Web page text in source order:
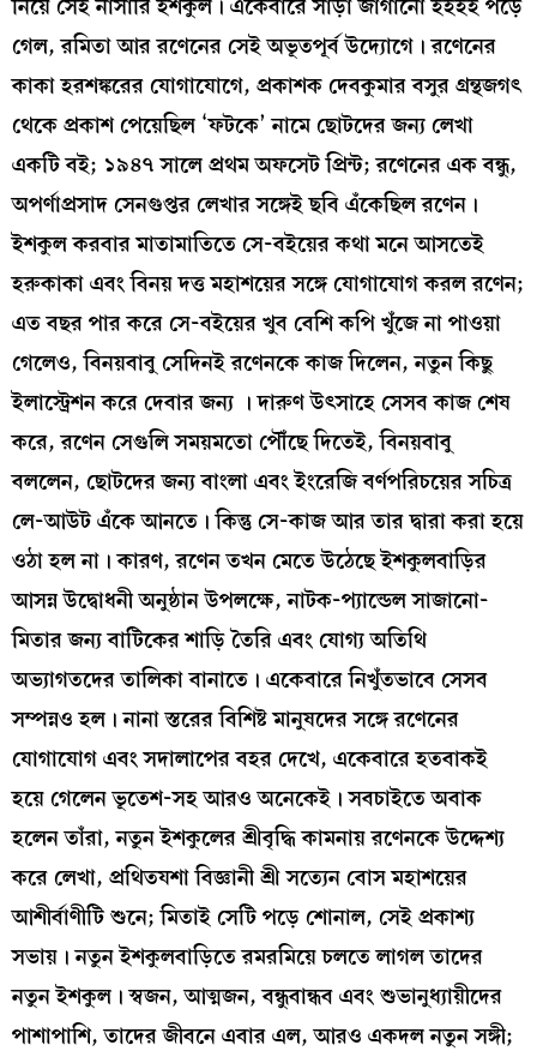
গেল, রমিতা আর রণেনের সেই অভূতপূর্ব উদ্যোগে। রণেনের
কাকা হরশঙ্করের যোগাযোগে, প্রকাশক দেবকুমার বসুর গ্রন্থজগৎ
থেকে প্রকাশ পেয়েছিল ‘ফটকে’ নামে ছোটদের জন্য লেখা
একটি বই; ১৯৪৭ সালে প্রথম অফসেট প্রিন্ট; রণেনের এক বন্ধু,
অপর্ণাপ্রসাদ সেনগুপ্তর লেখার সঙ্গেই ছবি এঁকেছিল রণেন।
ইশকুল করবার মাতামাতিতে সে-বইয়ের কথা মনে আসতেই
হরুকাকা এবং বিনয় দত্ত মহাশয়ের সঙ্গে যোগাযোগ করল রণেন;
এত বছর পার করে সে-বইয়ের খুব বেশি কপি খুঁজে না পাওয়া
গেলেও, বিনয়বাবু সেদিনই রণেনকে কাজ দিলেন, নতুন কিছু
ইলাস্ট্রেশন করে দেবার জন্য । দারুণ উৎসাহে সেসব কাজ শেষ
করে, রণেন সেগুলি সময়মতো পৌঁছে দিতেই, বিনয়বাবু
বললেন, ছোটদের জন্য বাংলা এবং ইংরেজি বর্ণপরিচয়ের সচিত্র
লে-আউট এঁকে আনতে। কিন্তু সে-কাজ আর তার দ্বারা করা হয়ে
ওঠা হল না। কারণ, রণেন তখন মেতে উঠেছে ইশকুলবাড়ির
আসন্ন উদ্বোধনী অনুষ্ঠান উপলক্ষে, নাটক-প্যান্ডেল সাজানো-
মিতার জন্য বাটিকের শাড়ি তৈরি এবং যোগ্য অতিথি
অভ্যাগতদের তালিকা বানাতে। একেবারে নিখুঁতভাবে সেসব
সম্পন্নও হল। নানা স্তরের বিশিষ্ট মানুষদের সঙ্গে রণেনের
যোগাযোগ এবং সদালাপের বহর দেখে, একেবারে হতবাকই
হয়ে গেলেন ভূতেশ-সহ আরও অনেকেই। সবচাইতে অবাক
হলেন তাঁরা, নতুন ইশকুলের শ্রীবৃদ্ধি কামনায় রণেনকে উদ্দেশ্য
করে লেখা, প্রথিতযশা বিজ্ঞানী শ্রী সত্যেন বোস মহাশয়ের
আশীর্বাণীটি শুনে; মিতাই সেটি পড়ে শোনাল, সেই প্রকাশ্য
সভায়। নতুন ইশকুলবাড়িতে রমরমিয়ে চলতে লাগল তাদের
নতুন ইশকুল। স্বজন, আত্মজন, বন্ধুবান্ধব এবং শুভানুধ্যায়ীদের
পাশাপাশি, তাদের জীবনে এবার এল, আরও একদল নতুন সঙ্গী;